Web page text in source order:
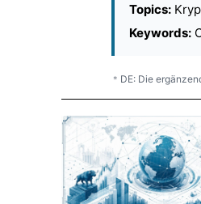
Topics:
Keywords:
* DE: Die